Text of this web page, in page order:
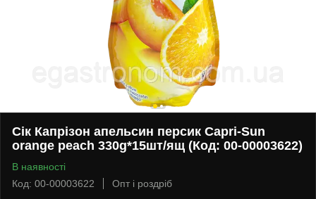
Сік Капрізон апельсин персик Capri-Sun
orange peach 330g*15шт/ящ (Код: 00-00003622)
В наявності
Код: 00-00003622
Опт і роздріб